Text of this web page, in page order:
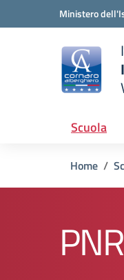
Vai ai contenuti
Vai al menu di navigazione
Ministero
Scuola
Home